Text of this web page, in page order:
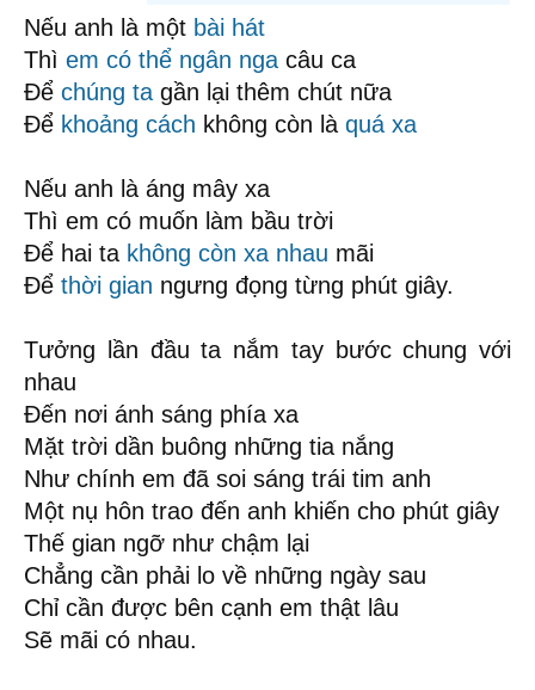
Nếu anh là một bài hát
Thì em có thể ngân nga câu ca
Để chúng ta gần lại thêm chút nữa
Để khoảng cách không còn là quá xa
Nếu anh là áng mây xa
Thì em có muốn làm bầu trời
Để hai ta không còn xa nhau mãi
Để thời gian ngưng đọng từng phút giây.
Tưởng lần đầu ta nắm tay bước chung với
nhau
Đến nơi ánh sáng phía xa
Mặt trời dần buông những tia nắng
Như chính em đã soi sáng trái tim anh
Một nụ hôn trao đến anh khiến cho phút giây
Thế gian ngỡ như chậm lại
Chẳng cần phải lo về những ngày sau
Chỉ cần được bên cạnh em thật lâu
Sẽ mãi có nhau.